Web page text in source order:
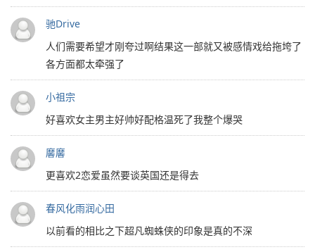
驰Drive
人们需要希望才刚夸过啊结果这一部就又被感情戏给拖垮了
各方面都太牵强了
小祖宗
好喜欢女主男主好帅好配格温死了我整个爆哭
黁黁
更喜欢2恋爱虽然要谈英国还是得去
春风化雨润心田
以前看的相比之下超凡蜘蛛侠的印象是真的不深